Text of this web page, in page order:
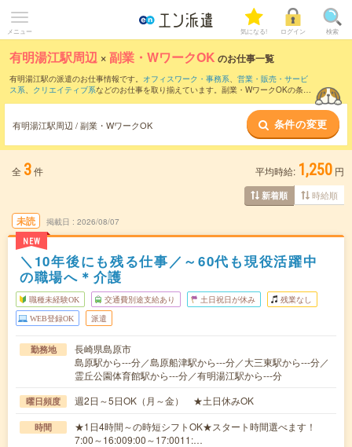
メニュー 気になる! ログイン 検索
有明湯江駅周辺 ×副業・WワークOK のお仕事一覧
有明湯江駅の派遣のお仕事情報です。 オフィスワーク・事務系、 営業・販売・サービ
ス系、 クリエイティブ系などのお仕事を取り揃えています。副業・WワークOKの条件
有明湯江駅周辺 / 副業・WワークOK 条件の変更
全 3件 平均時給: 1,250 円
新着順 時給順
未読
NEW
掲載日 2026/08/07
＼10年後にも残る仕事／～60代も現役活躍中
の職場へ＊介護
職種未経験OK 交通費別途支給あり 土日祝日が休み 残業なし
WEB登録OK 派遣
勤務地
長崎県島原市
島原駅から---分／島原船津駅から---分／大三東駅から---分／
霊丘公園体育館駅から---分／有明湯江駅から---分
曜日頻度 週2日～5日OK（月～金） ★土日休みOK
時間
★1日4時間～の時短シフトOK★スタート時間選べます！
7:00～16:009:00～17:0011:…